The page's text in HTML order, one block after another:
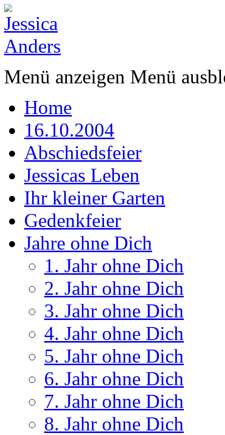
Menü anzeigen Menü
Home
16.10.2004
Abschiedsfeier
Jessicas Leben
Ihr kleiner Garten
Gedenkfeier
Jahre ohne Dich
1. Jahr ohne Dich
2. Jahr ohne Dich
3. Jahr ohne Dich
4. Jahr ohne Dich
5. Jahr ohne Dich
6. Jahr ohne Dich
7. Jahr ohne Dich
8. Jahr ohne Dich